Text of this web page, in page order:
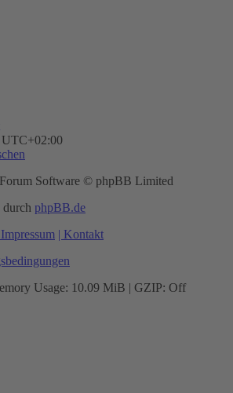
UTC+02:00
Software © phpBB Limited
durch phpBB.de
| Kontakt
Usage: 10.09 MiB | GZIP: Off